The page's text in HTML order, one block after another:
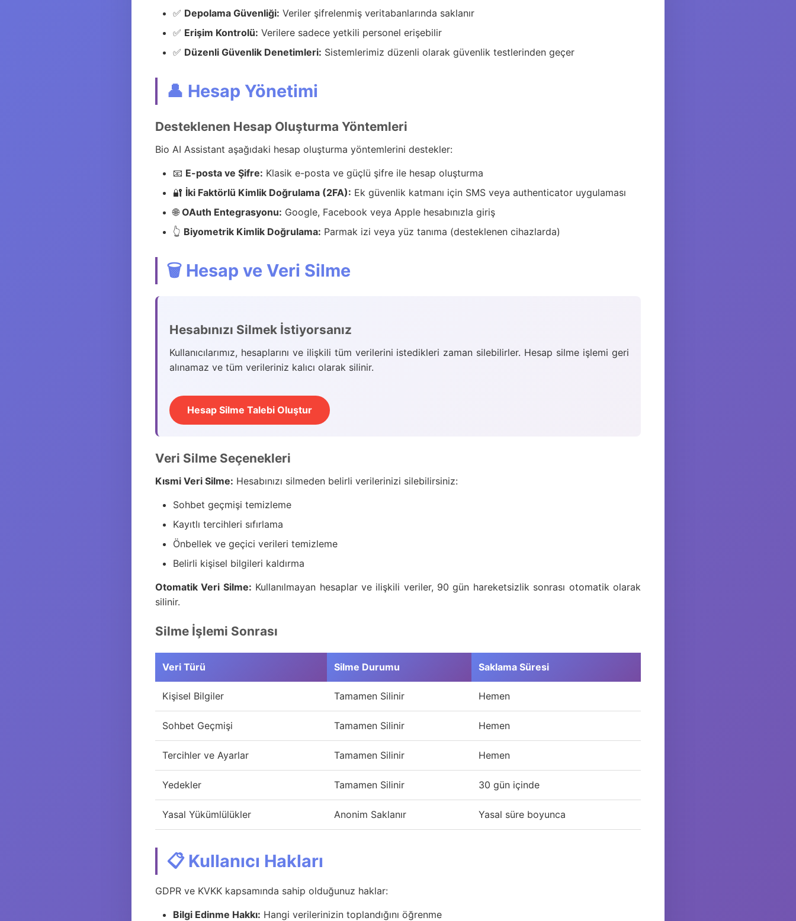
✅ Depolama Güvenliği: Veriler şifrelenmiş veritabanlarında saklanır
✅ Erişim Kontrolü: Verilere sadece yetkili personel erişebilir
✅ Düzenli Güvenlik Denetimleri: Sistemlerimiz düzenli olarak güvenlik testlerinden geçer
👤 Hesap Yönetimi
Desteklenen Hesap Oluşturma Yöntemleri
Bio AI Assistant aşağıdaki hesap oluşturma yöntemlerini destekler:
📧 E-posta ve Şifre: Klasik e-posta ve güçlü şifre ile hesap oluşturma
🔐 İki Faktörlü Kimlik Doğrulama (2FA): Ek güvenlik katmanı için SMS veya authenticator uygulaması
🌐 OAuth Entegrasyonu: Google, Facebook veya Apple hesabınızla giriş
👆 Biyometrik Kimlik Doğrulama: Parmak izi veya yüz tanıma (desteklenen cihazlarda)
🗑️ Hesap ve Veri Silme
Hesabınızı Silmek İstiyorsanız
Kullanıcılarımız, hesaplarını ve ilişkili tüm verilerini istedikleri zaman silebilirler. Hesap silme işlemi geri
alınamaz ve tüm verileriniz kalıcı olarak silinir.
Hesap Silme Talebi Oluştur
Veri Silme Seçenekleri
Kısmi Veri Silme: Hesabınızı silmeden belirli verilerinizi silebilirsiniz:
Sohbet geçmişi temizleme
Kayıtlı tercihleri sıfırlama
Önbellek ve geçici verileri temizleme
Belirli kişisel bilgileri kaldırma
Otomatik Veri Silme: Kullanılmayan hesaplar ve ilişkili veriler, 90 gün hareketsizlik sonrası otomatik olarak
silinir.
Silme İşlemi Sonrası
Veri Türü Silme Durumu Saklama Süresi
Kişisel Bilgiler Tamamen Silinir Hemen
Sohbet Geçmişi Tamamen Silinir Hemen
Tercihler ve Ayarlar Tamamen Silinir Hemen
Yedekler Tamamen Silinir 30 gün içinde
Yasal Yükümlülükler Anonim Saklanır Yasal süre boyunca
📋 Kullanıcı Hakları
GDPR ve KVKK kapsamında sahip olduğunuz haklar:
Bilgi Edinme Hakkı: Hangi verilerinizin toplandığını öğrenme